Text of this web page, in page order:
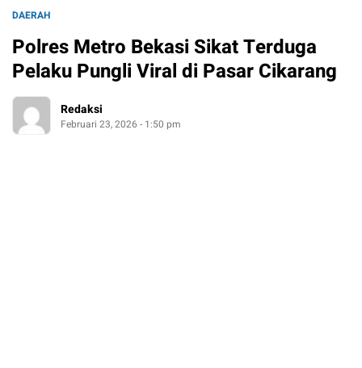
DAERAH
Polres Metro Bekasi Sikat Terduga
Pelaku Pungli Viral di Pasar Cikarang
Redaksi
Februari 23, 2026 - 1:50 pm